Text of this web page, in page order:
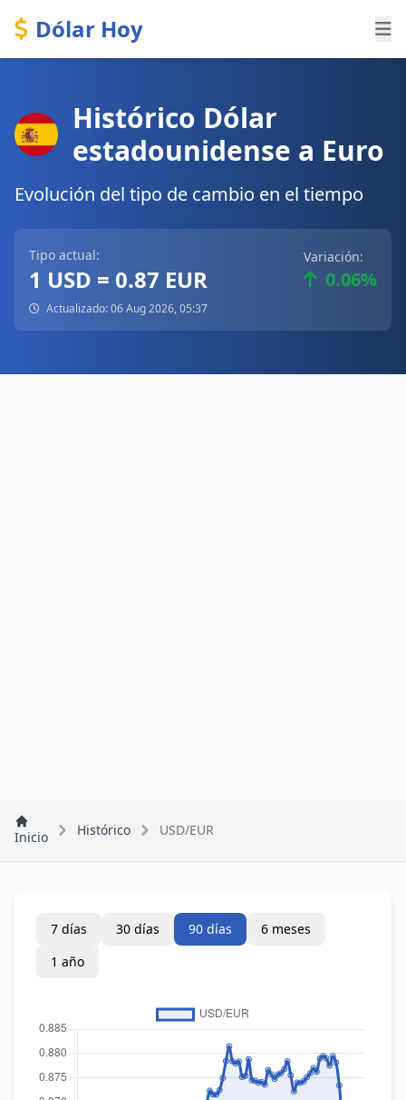
Dólar Hoy
Histórico Dólar
estadounidense a Euro
Evolución del tipo de cambio en el tiempo
Tipo actual:
1 USD = 0.87 EUR
Variación:
0.06%
Actualizado: 06 Aug 2026, 05:37
Inicio Histórico USD/EUR
7 días 30 días 90 días
6 meses
1 año